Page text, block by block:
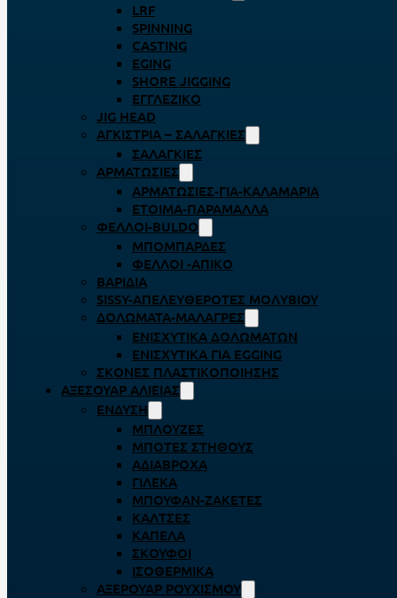
LRF
SPINNING
CASTING
EGING
SHORE JIGGING
ΕΓΓΛΈΖΙΚΟ
JIG HEAD
ΑΓΚΊΣΤΡΙΑ – ΣΑΛΑΓΚΙΈΣ
ΣΑΛΑΓΚΙΈΣ
ΑΡΜΑΤΩΣΙΈΣ
ΑΡΜΑΤΩΣΙΈΣ-ΓΙΑ-ΚΑΛΑΜΆΡΙΑ
ΈΤΟΙΜΑ-ΠΑΡΆΜΑΛΛΑ
ΦΕΛΛΟΊ-BULDO
ΜΠΟΜΠΆΡΔΕΣ
ΦΕΛΛΟΊ -ΑΠΊΚΟ
ΒΑΡΊΔΙΑ
SISSY-ΑΠΕΛΕΥΘΕΡΟΤΈΣ ΜΟΛΥΒΙΟΎ
ΔΟΛΏΜΑΤΑ-ΜΑΛΆΓΡΕΣ
ΕΝΙΣΧΥΤΙΚΆ ΔΟΛΩΜΆΤΩΝ
ΕΝΙΣΧΥΤΙΚΆ ΓΙΑ EGGING
ΣΚΌΝΕΣ ΠΛΑΣΤΙΚΟΠΟΊΗΣΗΣ
ΑΞΕΣΟΥΆΡ ΑΛΙΕΊΑΣ
ΈΝΔΥΣΗ
ΜΠΛΟΎΖΕΣ
ΜΠΌΤΕΣ ΣΤΉΘΟΥΣ
ΑΔΙΆΒΡΟΧΑ
ΓΙΛΈΚΑ
ΜΠΟΥΦΆΝ-ΖΑΚΈΤΕΣ
ΚΆΛΤΣΕΣ
ΚΑΠΈΛΑ
ΣΚΟΎΦΟΙ
ΙΣΟΘΕΡΜΙΚΆ
ΑΞΕΡΟΥΆΡ ΡΟΥΧΙΣΜΟΎ